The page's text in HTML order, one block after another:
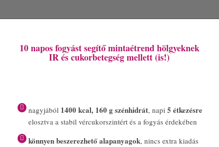
10 napos fogyást segítő mintaétrend hölgyeknek
IR és cukorbetegség mellett (is!)
nagyjából 1400 kcal, 160 g szénhidrát, napi 5 étkezésre
elosztva a stabil vércukorszintért és a fogyás érdekében
könnyen beszerezhető alapanyagok, nincs extra kiadás